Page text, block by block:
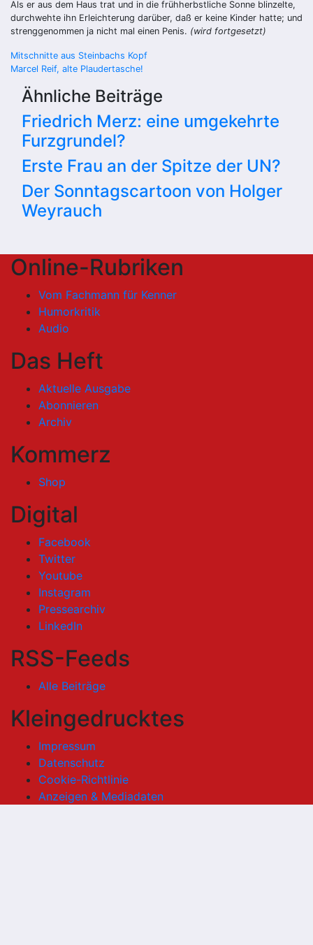
Als er aus dem Haus trat und in die frühherbstliche Sonne blinzelte,
durchwehte ihn Erleichterung darüber, daß er keine Kinder hatte; und
strenggenommen ja nicht mal einen Penis. (wird fortgesetzt)
Beitragsnavigation
Mitschnitte aus Steinbachs Kopf
Marcel Reif, alte Plaudertasche!
Ähnliche Beiträge
Friedrich Merz: eine umgekehrte
Furzgrundel?
Erste Frau an der Spitze der UN?
Der Sonntagscartoon von Holger
Weyrauch
Online-Rubriken
Vom Fachmann für Kenner
Humorkritik
Audio
Das Heft
Aktuelle Ausgabe
Abonnieren
Archiv
Kommerz
Shop
Digital
Facebook
Twitter
Youtube
Instagram
Pressearchiv
LinkedIn
RSS-Feeds
Alle Beiträge
Kleingedrucktes
Impressum
Datenschutz
Cookie-Richtlinie
Anzeigen & Mediadaten